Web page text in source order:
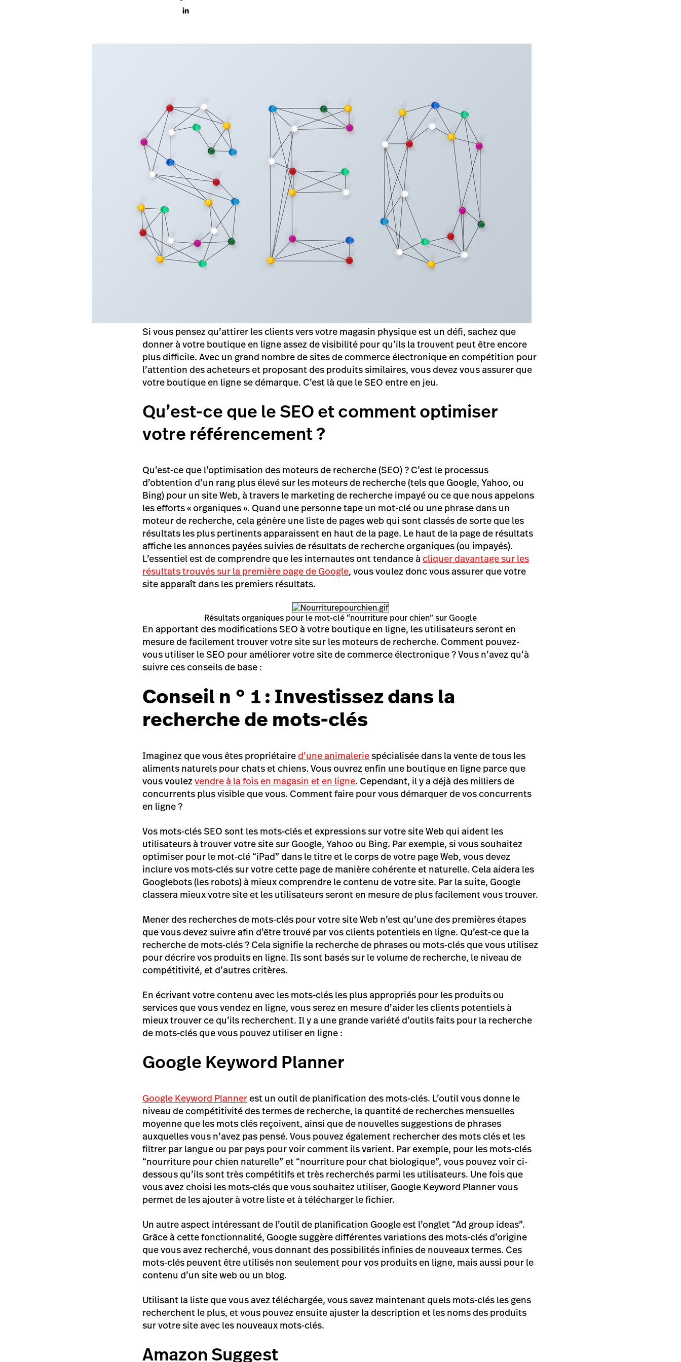
Si vous pensez qu’attirer les clients vers votre magasin physique est un défi, sachez que
donner à votre boutique en ligne assez de visibilité pour qu’ils la trouvent peut être encore
plus difficile. Avec un grand nombre de sites de commerce électronique en compétition pour
l’attention des acheteurs et proposant des produits similaires, vous devez vous assurer que
votre boutique en ligne se démarque. C’est là que le SEO entre en jeu.
Qu’est-ce que le SEO et comment optimiser
votre référencement ?
Qu’est-ce que l’optimisation des moteurs de recherche (SEO) ? C’est le processus
d’obtention d’un rang plus élevé sur les moteurs de recherche (tels que Google, Yahoo, ou
Bing) pour un site Web, à travers le marketing de recherche impayé ou ce que nous appelons
les efforts « organiques ». Quand une personne tape un mot-clé ou une phrase dans un
moteur de recherche, cela génère une liste de pages web qui sont classés de sorte que les
résultats les plus pertinents apparaissent en haut de la page. Le haut de la page de résultats
affiche les annonces payées suivies de résultats de recherche organiques (ou impayés).
L’essentiel est de comprendre que les internautes ont tendance à cliquer davantage sur les
résultats trouvés sur la première page de Google, vous voulez donc vous assurer que votre
site apparaît dans les premiers résultats.
Résultats organiques pour le mot-clé “nourriture pour chien” sur Google
En apportant des modifications SEO à votre boutique en ligne, les utilisateurs seront en
mesure de facilement trouver votre site sur les moteurs de recherche. Comment pouvez-
vous utiliser le SEO pour améliorer votre site de commerce électronique ? Vous n’avez qu’à
suivre ces conseils de base :
Conseil n ° 1 : Investissez dans la
recherche de mots-clés
Imaginez que vous êtes propriétaire d’une animaleriespécialisée dans la vente de tous les
aliments naturels pour chats et chiens. Vous ouvrez enfin une boutique en ligne parce que
vous voulezvendre à la fois en magasin et en ligne. Cependant, il y a déjà des milliers de
concurrents plus visible que vous. Comment faire pour vous démarquer de vos concurrents
en ligne ?
Vos mots-clés SEO sont les mots-clés et expressions sur votre site Web qui aident les
utilisateurs à trouver votre site sur Google, Yahoo ou Bing. Par exemple, si vous souhaitez
optimiser pour le mot-clé “iPad” dans le titre et le corps de votre page Web, vous devez
inclure vos mots-clés sur votre cette page de manière cohérente et naturelle. Cela aidera les
Googlebots(les robots) à mieux comprendre le contenu de votre site. Par la suite, Google
classera mieux votre site et les utilisateurs seront en mesure de plus facilement vous trouver.
Mener des recherches de mots-clés pour votre site Web n’est qu’une des premières étapes
que vous devez suivre afin d’être trouvé par vos clients potentiels en ligne. Qu’est-ce que la
recherche de mots-clés ? Cela signifie la recherche de phrases ou mots-clés que vous utilisez
pour décrire vos produits en ligne. Ils sont basés sur le volume de recherche, le niveau de
compétitivité, et d’autres critères.
En écrivant votre contenu avec les mots-clés les plus appropriés pour les produits ou
services que vous vendez en ligne, vous serez en mesure d’aider les clients potentiels à
mieux trouver ce qu’ils recherchent. Il y a une grande variété d’outils faits pour la recherche
de mots-clés que vous pouvez utiliser en ligne :
Google Keyword Planner
Google Keyword Planner est un outil de planification des mots-clés. L’outil vous donne le
niveau de compétitivité des termes de recherche, la quantité de recherches mensuelles
moyenne que les mots clés reçoivent, ainsi que de nouvelles suggestions de phrases
auxquelles vous n’avez pas pensé. Vous pouvez également rechercher des mots clés et les
filtrer par langue ou par pays pour voir comment ils varient. Par exemple, pour les mots-clés
“nourriture pour chien naturelle” et “nourriture pour chat biologique”, vous pouvez voir ci-
dessous qu’ils sont très compétitifs et très recherchés parmi les utilisateurs. Une fois que
vous avez choisi les mots-clés que vous souhaitez utiliser, Google Keyword Planner vous
permet de les ajouter à votre liste et à télécharger le fichier.
Un autre aspect intéressant de l’outil de planification Google est l’onglet “Ad group ideas”.
Grâce à cette fonctionnalité, Google suggère différentes variations des mots-clés d’origine
que vous avez recherché, vous donnant des possibilités infinies de nouveaux termes. Ces
mots-clés peuvent être utilisés non seulement pour vos produits en ligne, mais aussi pour le
contenu d’un site web ou un blog.
Utilisant la liste que vous avez téléchargée, vous savez maintenant quels mots-clés les gens
recherchent le plus, et vous pouvez ensuite ajuster la description et les noms des produits
sur votre site avec les nouveaux mots-clés.
Amazon Suggest